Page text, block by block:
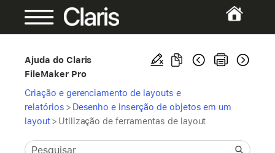
Ajuda do Claris
FileMaker Pro
Criação e gerenciamento de layouts e
relatórios > Desenho e inserção de objetos em um
layout> Utilização de ferramentas de layout